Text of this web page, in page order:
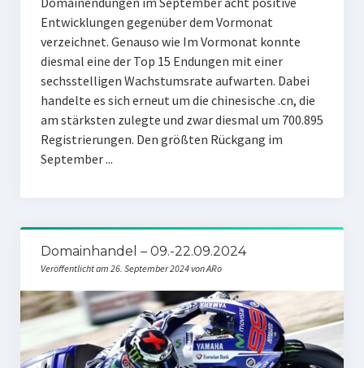
Entwicklungen gegenüber dem Vormonat
verzeichnet. Genauso wie Im Vormonat konnte
diesmal eine der Top 15 Endungen mit einer
sechsstelligen Wachstumsrate aufwarten. Dabei
handelte es sich erneut um die chinesische .cn, die
am stärksten zulegte und zwar diesmal um 700.895
Registrierungen. Den größten Rückgang im
September ...
Domainhandel – 09.-22.09.2024
Veröffentlicht am 26. September 2024 von ARo